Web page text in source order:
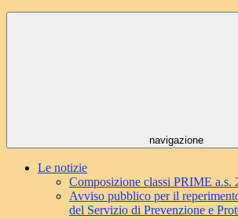
navigazione
Le notizie
Composizione classi PRIME a.s.
Avviso pubblico per il
del Servizio di Prevenzione e